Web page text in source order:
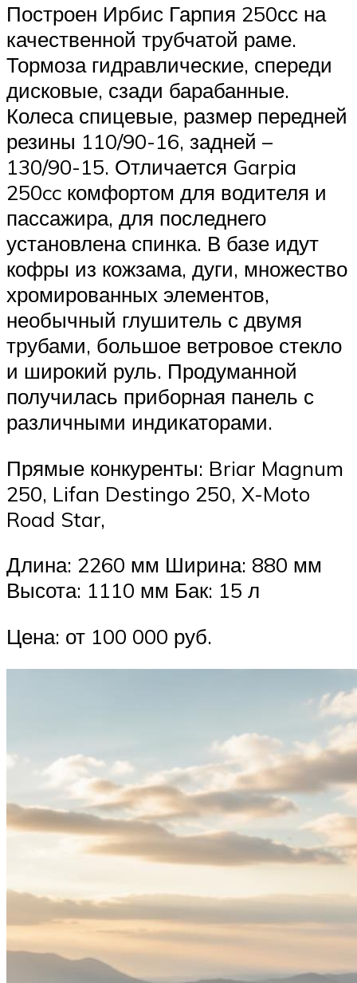
Построен Ирбис Гарпия 250сс на
качественной трубчатой раме.
Тормоза гидравлические, спереди
дисковые, сзади барабанные.
Колеса спицевые, размер передней
резины 110/90-16, задней –
130/90-15. Отличается Garpia
250cc комфортом для водителя и
пассажира, для последнего
установлена спинка. В базе идут
кофры из кожзама, дуги, множество
хромированных элементов,
необычный глушитель с двумя
трубами, большое ветровое стекло
и широкий руль. Продуманной
получилась приборная панель с
различными индикаторами.
Прямые конкуренты: Briar Magnum
250, Lifan Destingo 250, X-Moto
Road Star,
Длина: 2260 мм Ширина: 880 мм
Высота: 1110 мм Бак: 15 л
Цена: от 100 000 руб.